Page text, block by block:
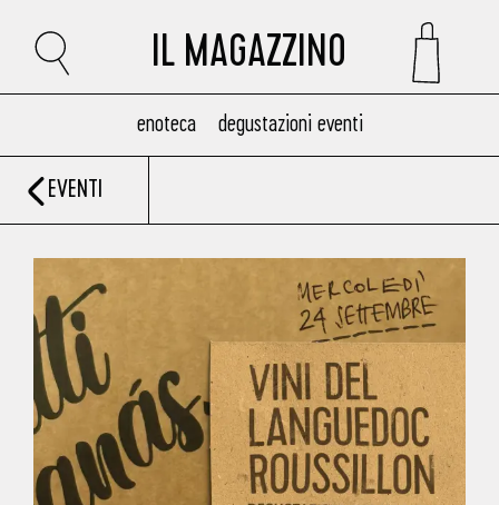
IL MAGAZZINO
enoteca degustazioni eventi
EVENTI